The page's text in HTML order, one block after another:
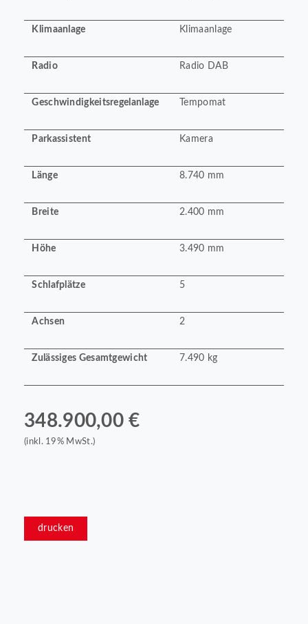
Klimaanlage Klimaanlage
Radio Radio DAB
Geschwindigkeitsregelanlage Tempomat
Parkassistent Kamera
Länge 8.740 mm
Breite 2.400 mm
Höhe 3.490 mm
Schlafplätze 5
Achsen 2
Zulässiges Gesamtgewicht 7.490 kg
348.900,00 €
(inkl. 19% MwSt.)
drucken